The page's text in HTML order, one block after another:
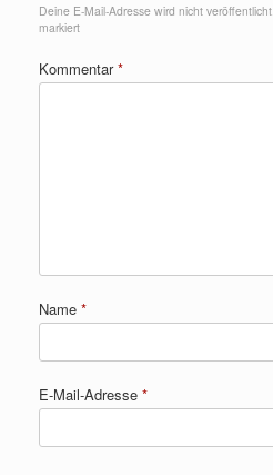
Deine E-Mail-Adresse wird nicht veröffentlicht.
markiert
Kommentar*
Name *
E-Mail-Adresse *